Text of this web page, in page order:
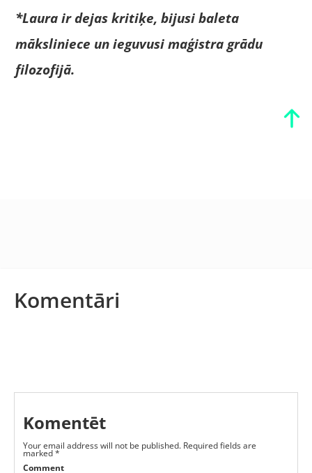
*Laura ir dejas kritiķe, bijusi baleta
māksliniece un ieguvusi maģistra grādu
filozofijā.
Komentāri
Komentēt
Your email address will not be published. Required fields are
marked*
Comment